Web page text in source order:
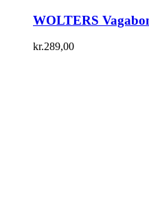
WOLTERS
kr.289,00